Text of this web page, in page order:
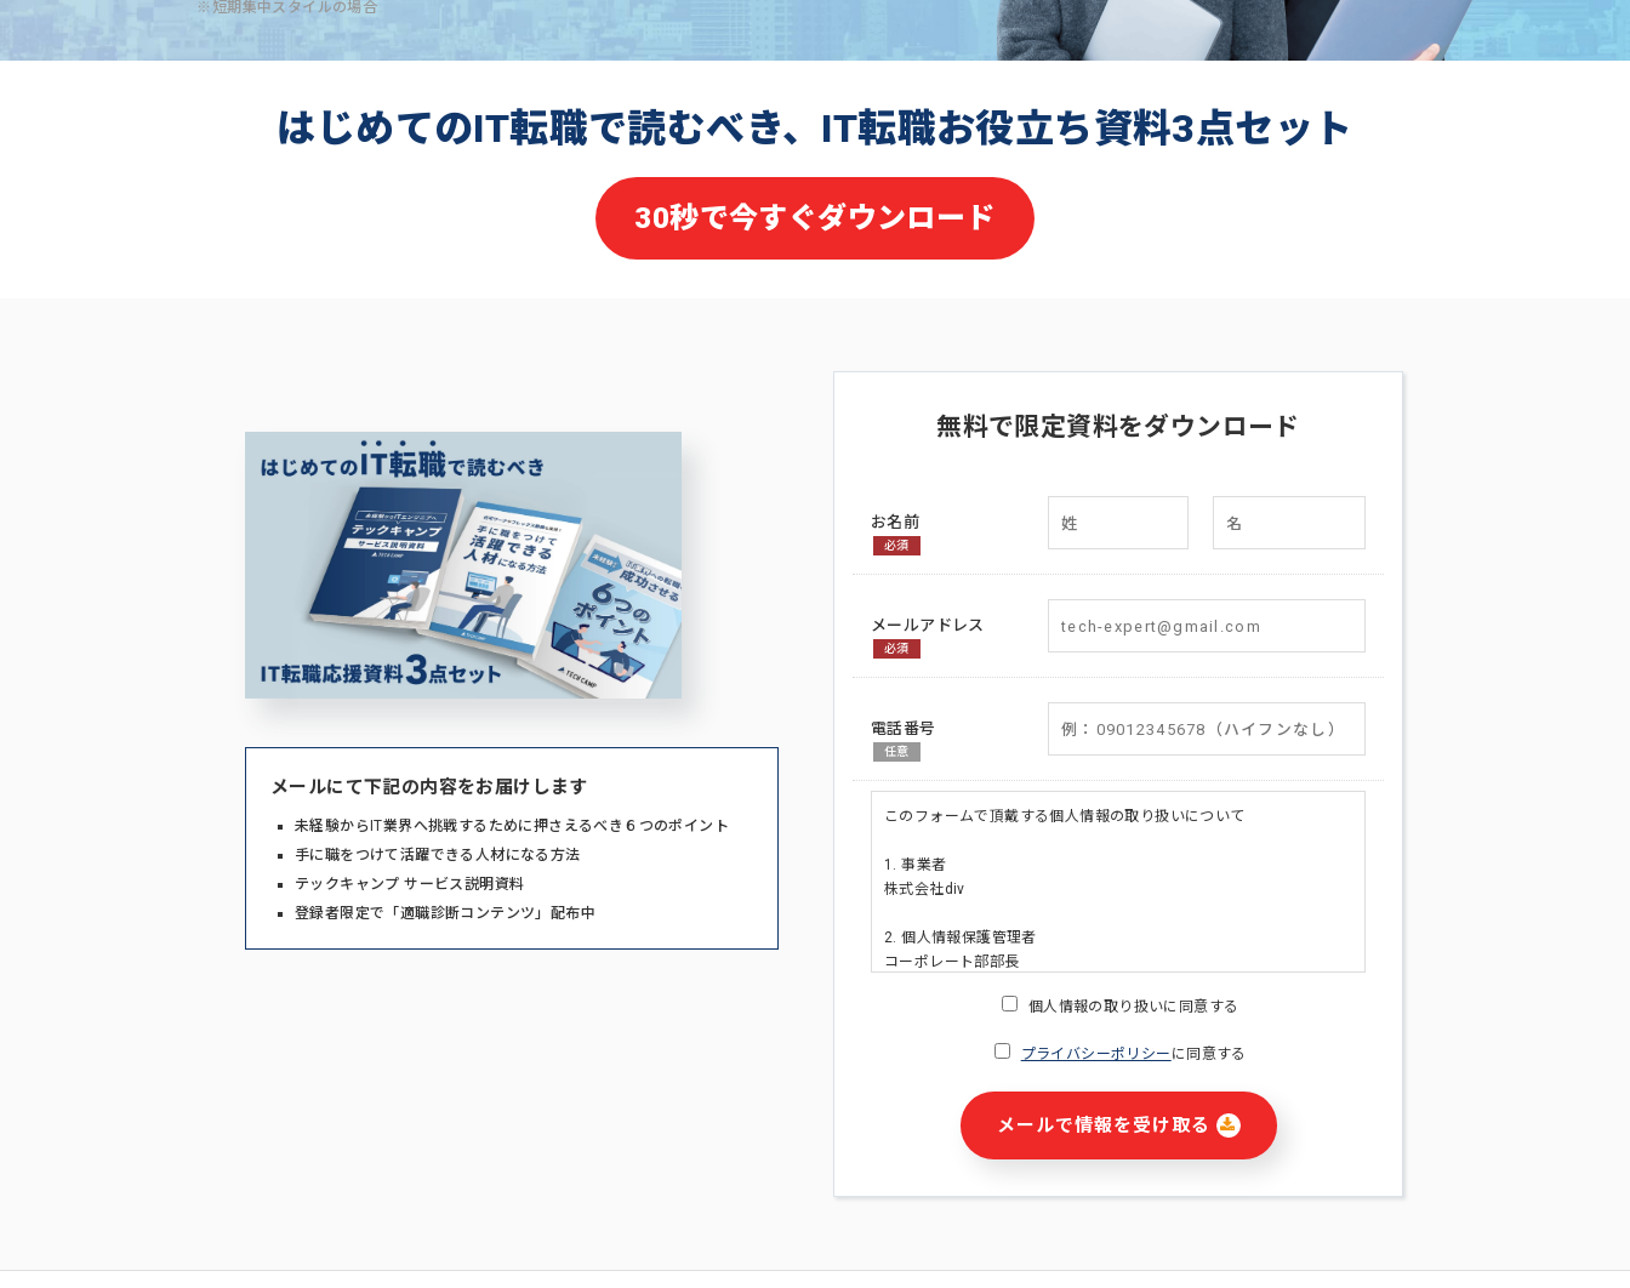
※短期集中スタイルの場合
はじめてのIT転職で読むべき、IT転職お役立ち資料3点セット
30秒で今すぐダウンロード
メールにて下記の内容をお届けします
未経験からIT業界へ挑戦するために押さえるべき６つのポイント
手に職をつけて活躍できる人材になる方法
テックキャンプ サービス説明資料
登録者限定で「適職診断コンテンツ」配布中
無料で限定資料をダウンロード
お名前
必須
メールアドレス
必須
電話番号
任意
このフォームで頂戴する個人情報の取り扱いについて
1. 事業者
株式会社div
2. 個人情報保護管理者
コーポレート部部長
・ご請求された資料の送付のため
・本サービス及び本サービスに関連する情報(当社及び第三者のサー
ビス又は商品等の広告配信・宣伝を含みますが、それらに限定されま
せん)の提供又はそれらに関する連絡のため
個人情報の取り扱いに同意する
プライバシーポリシー に同意する
メールで情報を受け取る